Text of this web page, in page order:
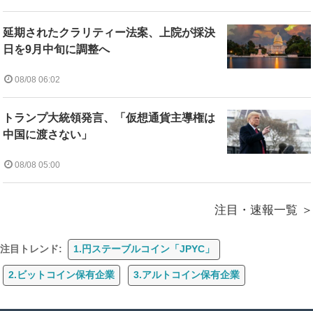
延期されたクラリティー法案、上院が採決
日を9月中旬に調整へ
08/08 06:02
トランプ大統領発言、「仮想通貨主導権は
中国に渡さない」
08/08 05:00
注目・速報一覧
注目トレンド: 1.円ステーブルコイン「JPYC」
2.ビットコイン保有企業 3.アルトコイン保有企業